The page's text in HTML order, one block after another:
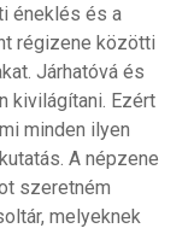
éneklés és a
régizene közötti
Járhatóvá és
kivilágítani. Ezért
minden ilyen
A népzene
szeretném
melyeknek